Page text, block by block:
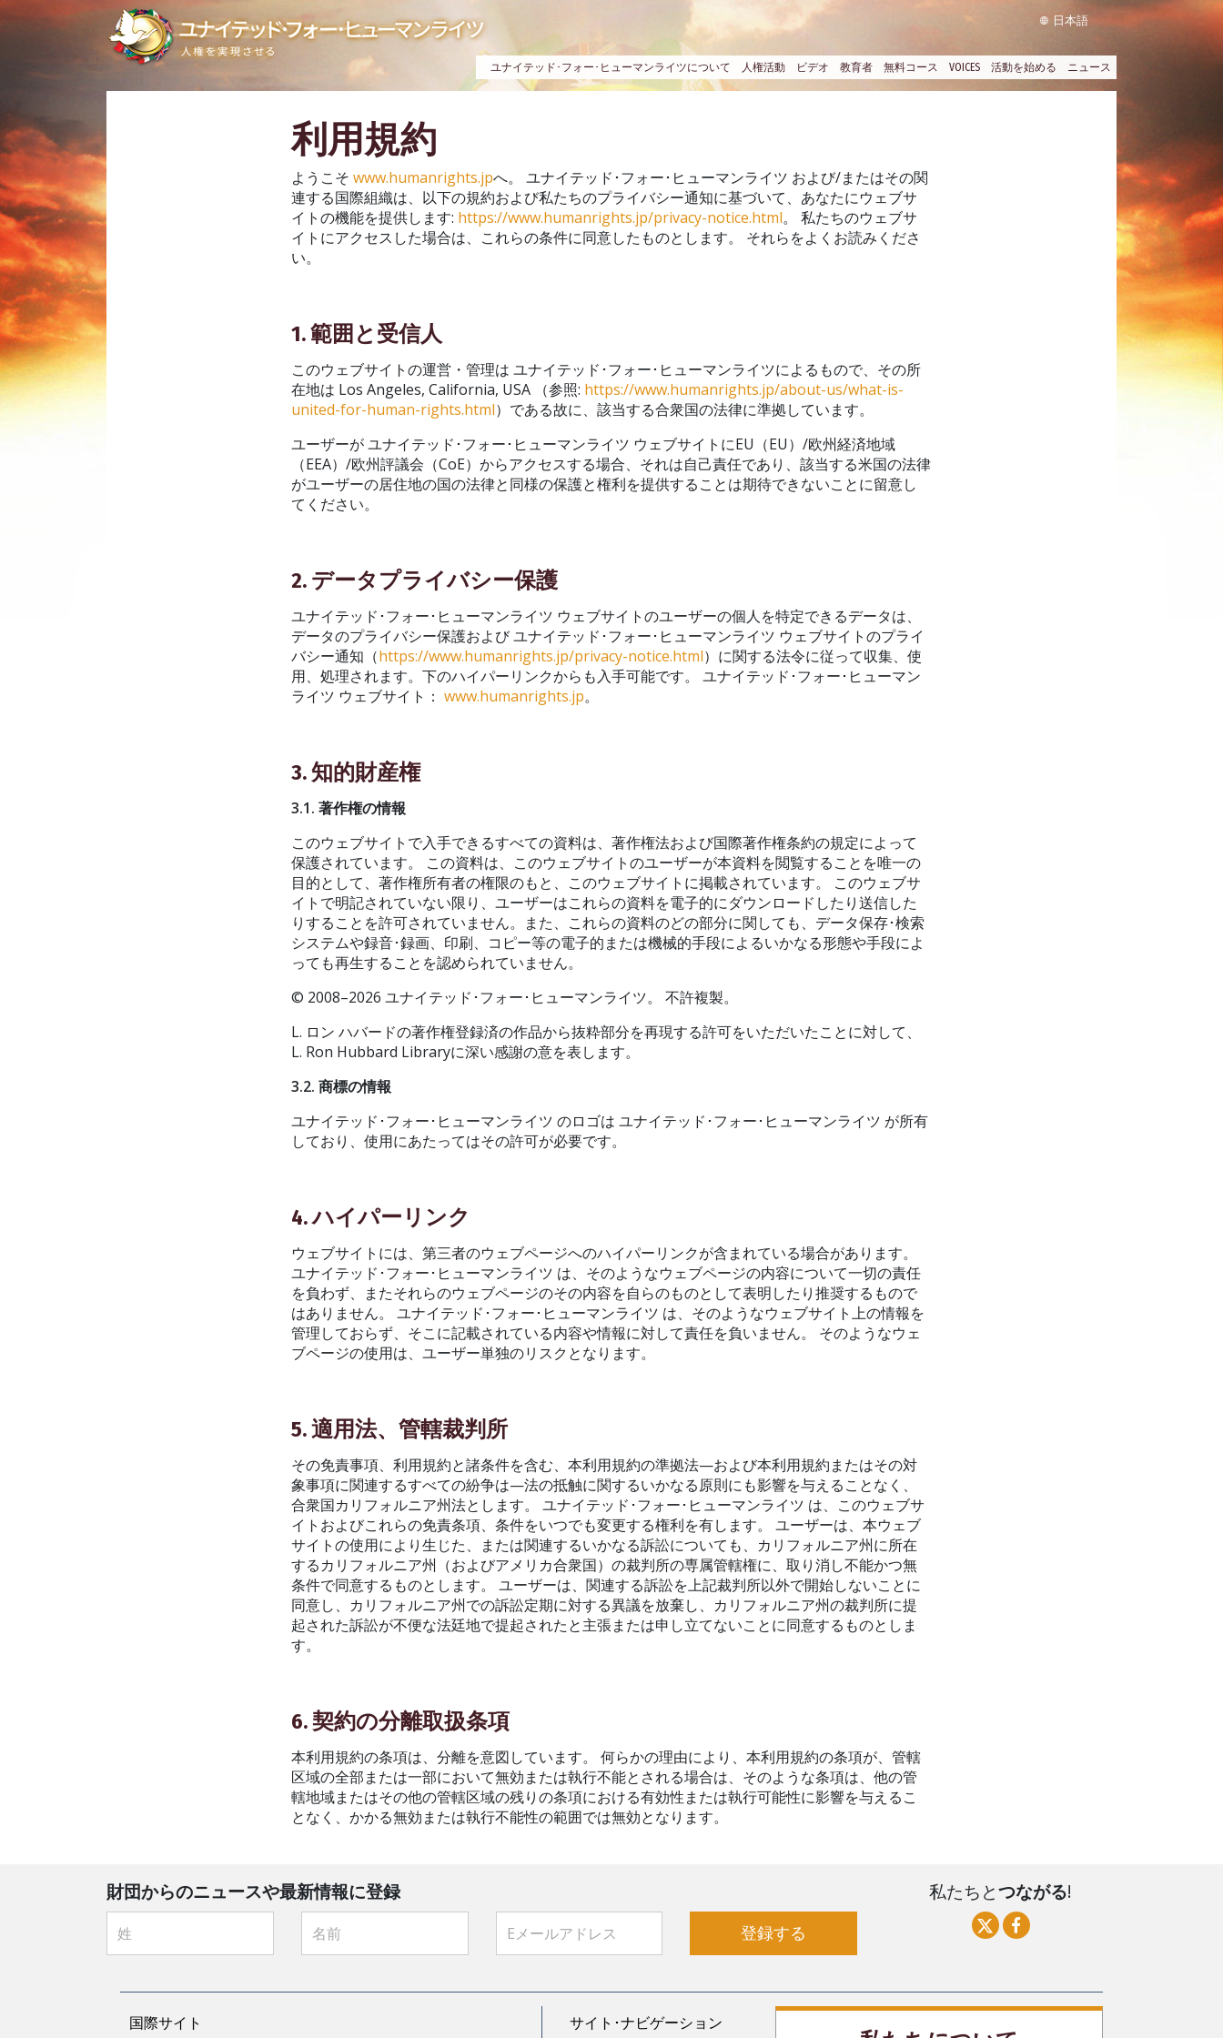
日本語
ユナイテッド･フォー･ヒューマンライツについて 人権活動 ビデオ 教育者 無料コース VOICES 活動を始める ニュース
利用規約
ようこそwww.humanrights.jpへ。 ユナイテッド･フォー･ヒューマンライツ および/またはその関
連する国際組織は、以下の規約および私たちのプライバシー通知に基づいて、あなたにウェブサ
イトの機能を提供します: https://www.humanrights.jp/privacy-notice.html。 私たちのウェブサ
イトにアクセスした場合は、これらの条件に同意したものとします。 それらをよくお読みくださ
い。
1. 範囲と受信人
このウェブサイトの運営・管理は ユナイテッド･フォー･ヒューマンライツによるもので、その所
在地は Los Angeles, California, USA （参照: https://www.humanrights.jp/about-us/what-is-
united-for-human-rights.html）である故に、該当する合衆国の法律に準拠しています。
ユーザーが ユナイテッド･フォー･ヒューマンライツ ウェブサイトにEU（EU）/欧州経済地域
（EEA）/欧州評議会（CoE）からアクセスする場合、それは自己責任であり、該当する米国の法律
がユーザーの居住地の国の法律と同様の保護と権利を提供することは期待できないことに留意し
てください。
2. データプライバシー保護
ユナイテッド･フォー･ヒューマンライツ ウェブサイトのユーザーの個人を特定できるデータは、
データのプライバシー保護および ユナイテッド･フォー･ヒューマンライツ ウェブサイトのプライ
バシー通知（https://www.humanrights.jp/privacy-notice.html）に関する法令に従って収集、使
用、処理されます。下のハイパーリンクからも入手可能です。 ユナイテッド･フォー･ヒューマン
ライツ ウェブサイト：www.humanrights.jp。
3. 知的財産権
3.1. 著作権の情報
このウェブサイトで入手できるすべての資料は、著作権法および国際著作権条約の規定によって
保護されています。 この資料は、このウェブサイトのユーザーが本資料を閲覧することを唯一の
目的として、著作権所有者の権限のもと、このウェブサイトに掲載されています。 このウェブサ
イトで明記されていない限り、ユーザーはこれらの資料を電子的にダウンロードしたり送信した
りすることを許可されていません。また、これらの資料のどの部分に関しても、データ保存･検索
システムや録音･録画、印刷、コピー等の電子的または機械的手段によるいかなる形態や手段によ
っても再生することを認められていません。
© 2008–2026 ユナイテッド･フォー･ヒューマンライツ。 不許複製。
L. ロン ハバードの著作権登録済の作品から抜粋部分を再現する許可をいただいたことに対して、
L. Ron Hubbard Libraryに深い感謝の意を表します。
3.2. 商標の情報
ユナイテッド･フォー･ヒューマンライツ のロゴは ユナイテッド･フォー･ヒューマンライツ が所有
しており、使用にあたってはその許可が必要です。
4. ハイパーリンク
ウェブサイトには、第三者のウェブページへのハイパーリンクが含まれている場合があります。
ユナイテッド･フォー･ヒューマンライツ は、そのようなウェブページの内容について一切の責任
を負わず、またそれらのウェブページのその内容を自らのものとして表明したり推奨するもので
はありません。 ユナイテッド･フォー･ヒューマンライツ は、そのようなウェブサイト上の情報を
管理しておらず、そこに記載されている内容や情報に対して責任を負いません。 そのようなウェ
ブページの使用は、ユーザー単独のリスクとなります。
5. 適用法、管轄裁判所
その免責事項、利用規約と諸条件を含む、本利用規約の準拠法—および本利用規約またはその対
象事項に関連するすべての紛争は—法の抵触に関するいかなる原則にも影響を与えることなく、
合衆国カリフォルニア州法とします。 ユナイテッド･フォー･ヒューマンライツ は、このウェブサ
イトおよびこれらの免責条項、条件をいつでも変更する権利を有します。 ユーザーは、本ウェブ
サイトの使用により生じた、または関連するいかなる訴訟についても、カリフォルニア州に所在
するカリフォルニア州（およびアメリカ合衆国）の裁判所の専属管轄権に、取り消し不能かつ無
条件で同意するものとします。 ユーザーは、関連する訴訟を上記裁判所以外で開始しないことに
同意し、カリフォルニア州での訴訟定期に対する異議を放棄し、カリフォルニア州の裁判所に提
起された訴訟が不便な法廷地で提起されたと主張または申し立てないことに同意するものとしま
す。
6. 契約の分離取扱条項
本利用規約の条項は、分離を意図しています。 何らかの理由により、本利用規約の条項が、管轄
区域の全部または一部において無効または執行不能とされる場合は、そのような条項は、他の管
轄地域またはその他の管轄区域の残りの条項における有効性または執行可能性に影響を与えるこ
となく、かかる無効または執行不能性の範囲では無効となります。
更新登録して、支援方法を確認してください
いえ、いいです
財団からのニュースや最新情報に登録
登録する
私たちとつながる!
国際サイト
サイト･ナビゲーション